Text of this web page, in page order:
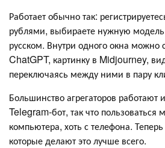
Работает обычно так:
рублями, выбираете нужную
русском. Внутри одного окна можно
ChatGPT, картинку в Midjourney,
переключаясь между ними в пару
Большинство агрегаторов работают
Telegram-бот, так что пользоваться
компьютера, хоть с телефона.
которые делают это лучше всего.